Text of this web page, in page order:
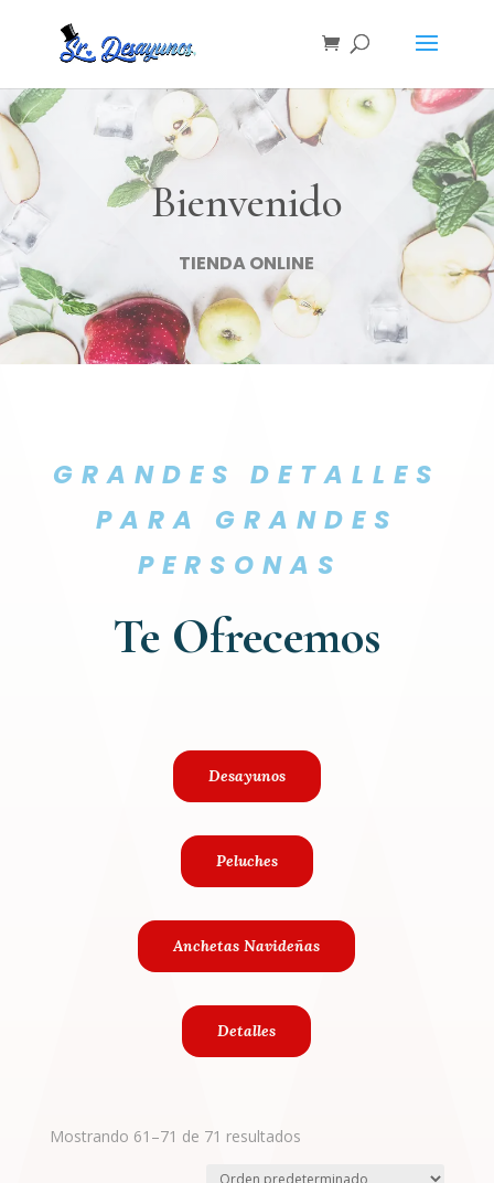
Bienvenido
TIENDA ONLINE
GRANDES DETALLES
PARA GRANDES
PERSONAS
Te Ofrecemos
Desayunos
Peluches
Anchetas Navideñas
Detalles
Mostrando 61–71 de 71 resultados